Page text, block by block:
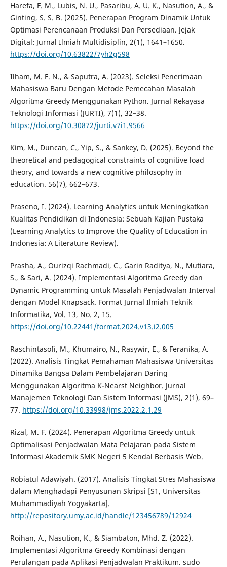
Harefa, F. M., Lubis, N. U., Pasaribu, A. U. K., Nasution, A., &
Ginting, S. S. B. (2025). Penerapan Program Dinamik Untuk
Optimasi Perencanaan Produksi Dan Persediaan. Jejak
Digital: Jurnal Ilmiah Multidisiplin, 2(1), 1641–1650.
https://doi.org/10.63822/7yh2g598
Ilham, M. F. N., & Saputra, A. (2023). Seleksi Penerimaan
Mahasiswa Baru Dengan Metode Pemecahan Masalah
Algoritma Greedy Menggunakan Python. Jurnal Rekayasa
Teknologi Informasi (JURTI), 7(1), 32–38.
https://doi.org/10.30872/jurti.v7i1.9566
Kim, M., Duncan, C., Yip, S., & Sankey, D. (2025). Beyond the
theoretical and pedagogical constraints of cognitive load
theory, and towards a new cognitive philosophy in
education. 56(7), 662–673.
Praseno, I. (2024). Learning Analytics untuk Meningkatkan
Kualitas Pendidikan di Indonesia: Sebuah Kajian Pustaka
(Learning Analytics to Improve the Quality of Education in
Indonesia: A Literature Review).
Prasha, A., Ourizqi Rachmadi, C., Garin Raditya, N., Mutiara,
S., & Sari, A. (2024). Implementasi Algoritma Greedy dan
Dynamic Programming untuk Masalah Penjadwalan Interval
dengan Model Knapsack. Format Jurnal Ilmiah Teknik
Informatika, Vol. 13, No. 2, 15.
https://doi.org/10.22441/format.2024.v13.i2.005
Raschintasofi, M., Khumairo, N., Rasywir, E., & Feranika, A.
(2022). Analisis Tingkat Pemahaman Mahasiswa Universitas
Dinamika Bangsa Dalam Pembelajaran Daring
Menggunakan Algoritma K-Nearst Neighbor. Jurnal
Manajemen Teknologi Dan Sistem Informasi (JMS), 2(1), 69–
77. https://doi.org/10.33998/jms.2022.2.1.29
Rizal, M. F. (2024). Penerapan Algoritma Greedy untuk
Optimalisasi Penjadwalan Mata Pelajaran pada Sistem
Informasi Akademik SMK Negeri 5 Kendal Berbasis Web.
Robiatul Adawiyah. (2017). Analisis Tingkat Stres Mahasiswa
dalam Menghadapi Penyusunan Skripsi [S1, Universitas
Muhammadiyah Yogyakarta].
http://repository.umy.ac.id/handle/123456789/12924
Roihan, A., Nasution, K., & Siambaton, Mhd. Z. (2022).
Implementasi Algoritma Greedy Kombinasi dengan
Perulangan pada Aplikasi Penjadwalan Praktikum. sudo